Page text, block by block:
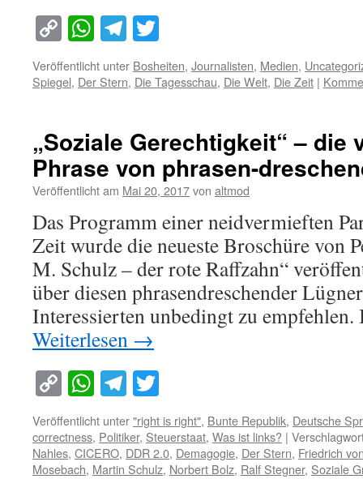
Copy
Link
WhatsApp
Telegram
Veröffentlicht unter Bosheiten, Journalisten, Medien,
Spiegel, Der Stern, Die Tagesschau, Die Welt, Die Zeit |
„Soziale Gerechtigkeit“ – die
Phrase von phrasen-
Veröffentlicht am Mai 20, 2017von altmod
Das Programm einer neidvermieften
Zeit wurde die neueste Broschüre von
M. Schulz – der rote Raffzahn“
über diesen phrasendreschender
Interessierten unbedingt zu
Weiterlesen →
Copy
Link
WhatsApp
Telegram
Veröffentlicht unter"right is right", Bunte Republik, Deutsche
correctness, Politiker, Steuerstaat, Was ist links? |
Nahles, CICERO, DDR 2.0, Demagogie, Der Stern, Friedrich
Mosebach, Martin Schulz, Norbert Bolz, Ralf Stegner, Soziale